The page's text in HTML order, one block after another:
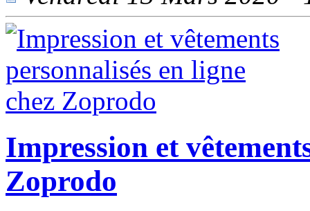
Impression et
Zoprodo